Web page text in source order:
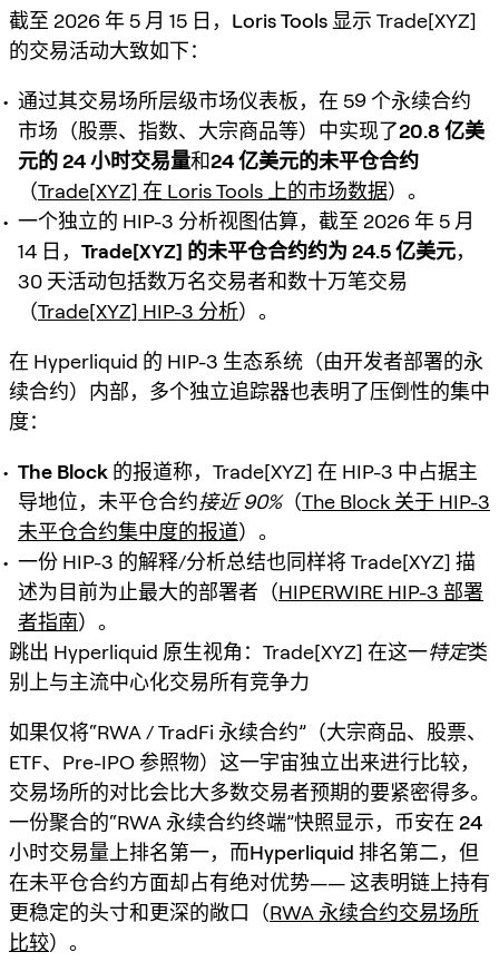
截至 2026 年 5 月 15 日， Loris Tools 显示 Trade[XYZ]
的交易活动大致如下：
通过其交易场所层级市场仪表板，在 59 个永续合约
市场（股票、指数、大宗商品等）中实现了20.8 亿美
元的 24 小时交易量和24 亿美元的未平仓合约
（Trade[XYZ] 在 Loris Tools 上的市场数据）。
一个独立的 HIP-3 分析视图估算，截至 2026 年 5 月
14 日， Trade[XYZ] 的未平仓合约约为 24.5 亿美元，
30 天活动包括数万名交易者和数十万笔交易
（Trade[XYZ] HIP-3 分析）。
在 Hyperliquid 的 HIP-3 生态系统（由开发者部署的永
续合约）内部，多个独立追踪器也表明了压倒性的集中
度：
The Block 的报道称，Trade[XYZ] 在 HIP-3 中占据主
导地位，未平仓合约接近 90%（The Block 关于 HIP-3
未平仓合约集中度的报道）。
一份 HIP-3 的解释/分析总结也同样将 Trade[XYZ] 描
述为目前为止最大的部署者（HIPERWIRE HIP-3 部署
者指南）。
跳出 Hyperliquid 原生视角：Trade[XYZ] 在这一特定类
别上与主流中心化交易所有竞争力
如果仅将“RWA / TradFi 永续合约”（大宗商品、股票、
ETF、Pre-IPO 参照物）这一宇宙独立出来进行比较，
交易场所的对比会比大多数交易者预期的要紧密得多。
一份聚合的“RWA 永续合约终端”快照显示， 币安在 24
小时交易量上排名第一，而Hyperliquid 排名第二，但
在未平仓合约方面却占有绝对优势—— 这表明链上持有
更稳定的头寸和更深的敞口（RWA 永续合约交易场所
比较）。